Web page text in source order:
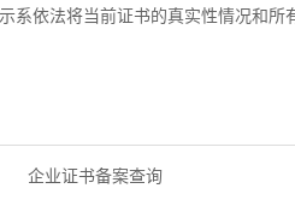
系依法将当前证书的真实性情况和所
企业证书备案查询